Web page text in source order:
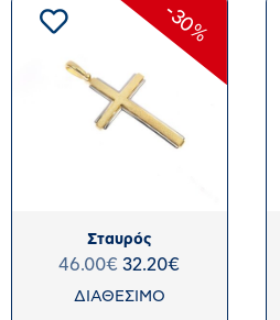
Σταυρός
46.00€ 32.20€
-30%
ΔΙΑΘΕΣΙΜΟ